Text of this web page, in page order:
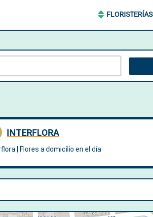
FLORISTERÍAS